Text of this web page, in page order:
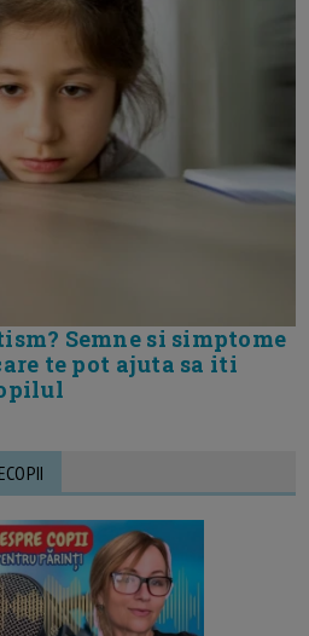
Semne si simptome
te pot ajuta sa iti